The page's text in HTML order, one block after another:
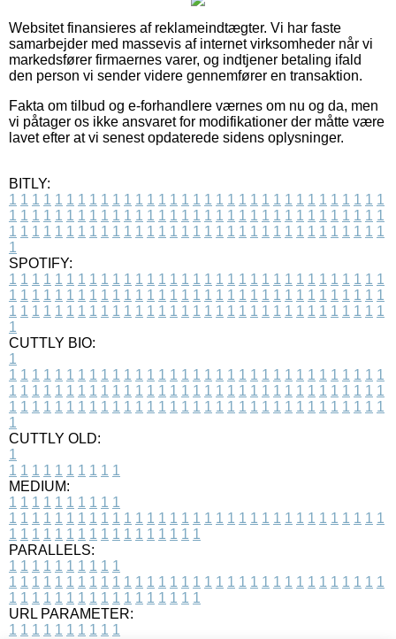
Websitet finansieres af reklameindtægter. Vi har faste
samarbejder med massevis af internet virksomheder når vi
markedsfører firmaernes varer, og indtjener betaling ifald
den person vi sender videre gennemfører en transaktion.
Fakta om tilbud og e-forhandlere værnes om nu og da, men
vi påtager os ikke ansvaret for modifikationer der måtte være
lavet efter at vi senest opdaterede sidens oplysninger.
BITLY:
1 1 1 1 1 1 1 1 1 1 1 1 1 1 1 1 1 1 1 1 1 1 1 1 1 1 1 1 1 1 1 1 1
1 1 1 1 1 1 1 1 1 1 1 1 1 1 1 1 1 1 1 1 1 1 1 1 1 1 1 1 1 1 1 1 1
1 1 1 1 1 1 1 1 1 1 1 1 1 1 1 1 1 1 1 1 1 1 1 1 1 1 1 1 1 1 1 1 1
1
SPOTIFY:
1 1 1 1 1 1 1 1 1 1 1 1 1 1 1 1 1 1 1 1 1 1 1 1 1 1 1 1 1 1 1 1 1
1 1 1 1 1 1 1 1 1 1 1 1 1 1 1 1 1 1 1 1 1 1 1 1 1 1 1 1 1 1 1 1 1
1 1 1 1 1 1 1 1 1 1 1 1 1 1 1 1 1 1 1 1 1 1 1 1 1 1 1 1 1 1 1 1 1
1
CUTTLY BIO:
1
1 1 1 1 1 1 1 1 1 1 1 1 1 1 1 1 1 1 1 1 1 1 1 1 1 1 1 1 1 1 1 1 1
1 1 1 1 1 1 1 1 1 1 1 1 1 1 1 1 1 1 1 1 1 1 1 1 1 1 1 1 1 1 1 1 1
1 1 1 1 1 1 1 1 1 1 1 1 1 1 1 1 1 1 1 1 1 1 1 1 1 1 1 1 1 1 1 1 1
1
CUTTLY OLD:
1
1 1 1 1 1 1 1 1 1 1
MEDIUM:
1 1 1 1 1 1 1 1 1 1
1 1 1 1 1 1 1 1 1 1 1 1 1 1 1 1 1 1 1 1 1 1 1 1 1 1 1 1 1 1 1 1 1
1 1 1 1 1 1 1 1 1 1 1 1 1 1 1 1 1
PARALLELS:
1 1 1 1 1 1 1 1 1 1
1 1 1 1 1 1 1 1 1 1 1 1 1 1 1 1 1 1 1 1 1 1 1 1 1 1 1 1 1 1 1 1 1
1 1 1 1 1 1 1 1 1 1 1 1 1 1 1 1 1
URL PARAMETER:
1 1 1 1 1 1 1 1 1 1